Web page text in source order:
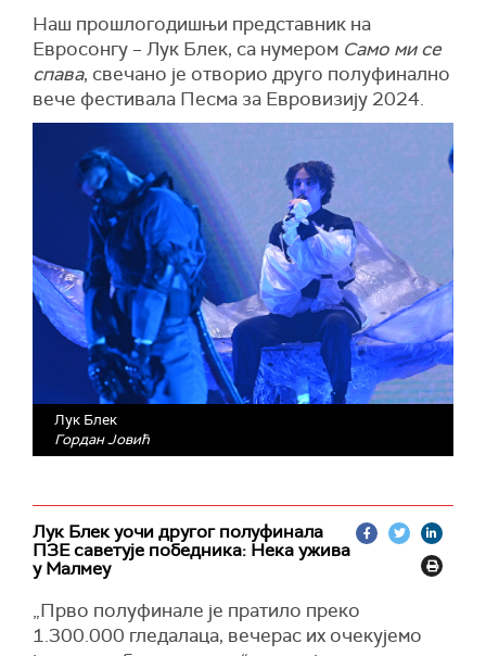
Наш прошлогодишњи представник на
Евросонгу – Лук Блек, са нумером Само ми се
спава, свечано је отворио друго полуфинално
вече фестивала Песма за Евровизију 2024.
Лук Блек
Гордан Јовић
Лук Блек уочи другог полуфинала
ПЗЕ саветује победника: Нека ужива
у Малмеу
„Прво полуфинале је пратило преко
1.300.000 гледалаца, вечерас их очекујемо